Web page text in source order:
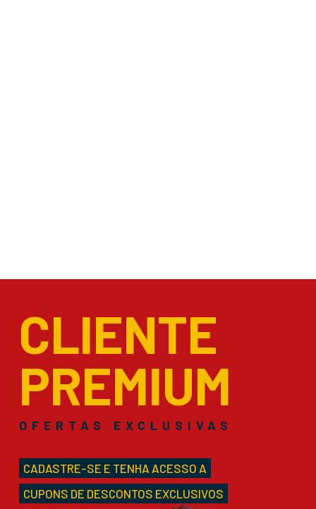
CLIENTE
PREMIUM
OFERTAS EXCLUSIVAS
CADASTRE-SE E TENHA ACESSO A
CUPONS DE DESCONTOS EXCLUSIVOS